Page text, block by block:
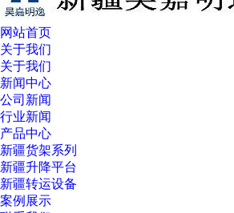
网站首页
关于我们
关于我们
新闻中心
公司新闻
行业新闻
产品中心
新疆货架系列
新疆升降平台
新疆转运设备
案例展示